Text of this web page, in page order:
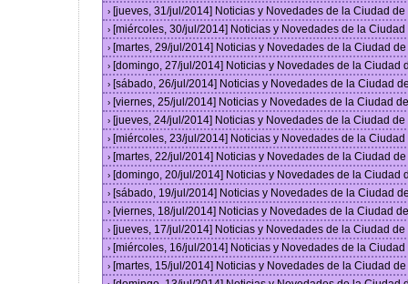
› [jueves, 31/jul/2014] Noticias y Novedades de la Ciudad
› [miércoles, 30/jul/2014] Noticias y Novedades de la
› [martes, 29/jul/2014] Noticias y Novedades de la Ciudad
› [domingo, 27/jul/2014] Noticias y Novedades de la Ciudad
› [sábado, 26/jul/2014] Noticias y Novedades de la Ciudad
› [viernes, 25/jul/2014] Noticias y Novedades de la Ciudad
› [jueves, 24/jul/2014] Noticias y Novedades de la Ciudad
› [miércoles, 23/jul/2014] Noticias y Novedades de la
› [martes, 22/jul/2014] Noticias y Novedades de la Ciudad
› [domingo, 20/jul/2014] Noticias y Novedades de la Ciudad
› [sábado, 19/jul/2014] Noticias y Novedades de la Ciudad
› [viernes, 18/jul/2014] Noticias y Novedades de la Ciudad
› [jueves, 17/jul/2014] Noticias y Novedades de la Ciudad
› [miércoles, 16/jul/2014] Noticias y Novedades de la
› [martes, 15/jul/2014] Noticias y Novedades de la Ciudad